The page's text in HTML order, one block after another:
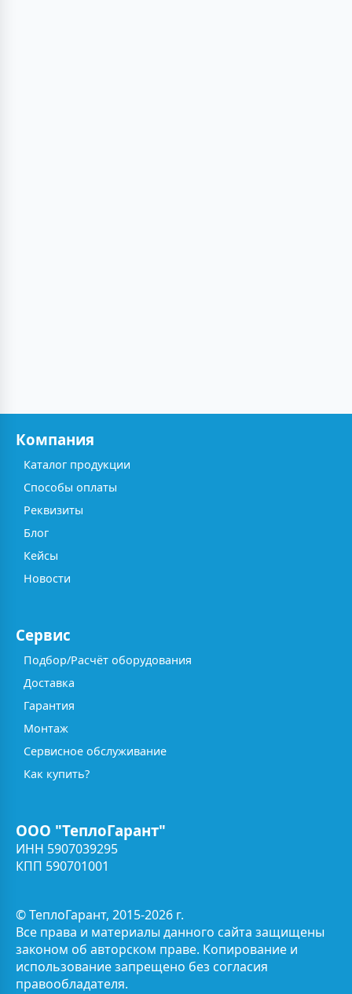
Компания
Каталог продукции
Способы оплаты
Реквизиты
Блог
Кейсы
Новости
Сервис
Подбор/Расчёт оборудования
Доставка
Гарантия
Монтаж
Сервисное обслуживание
Как купить?
ООО "ТеплоГарант"
ИНН 5907039295
КПП 590701001
© ТеплоГарант, 2015-2026 г.
Все права и материалы данного сайта защищены
законом об авторском праве. Копирование и
использование запрещено без согласия
правообладателя.